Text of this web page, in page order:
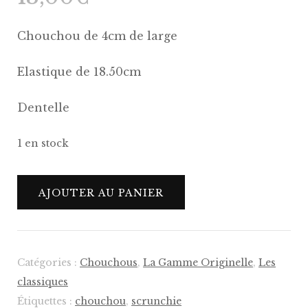
Chouchou de 4cm de large
Elastique de 18.50cm
Dentelle
1 en stock
quantité
Maëlle
Gamme
Originelle
AJOUTER AU PANIER
Catégories : Chouchous, La Gamme Originelle, Les
classiques
Étiquettes : chouchou, scrunchie